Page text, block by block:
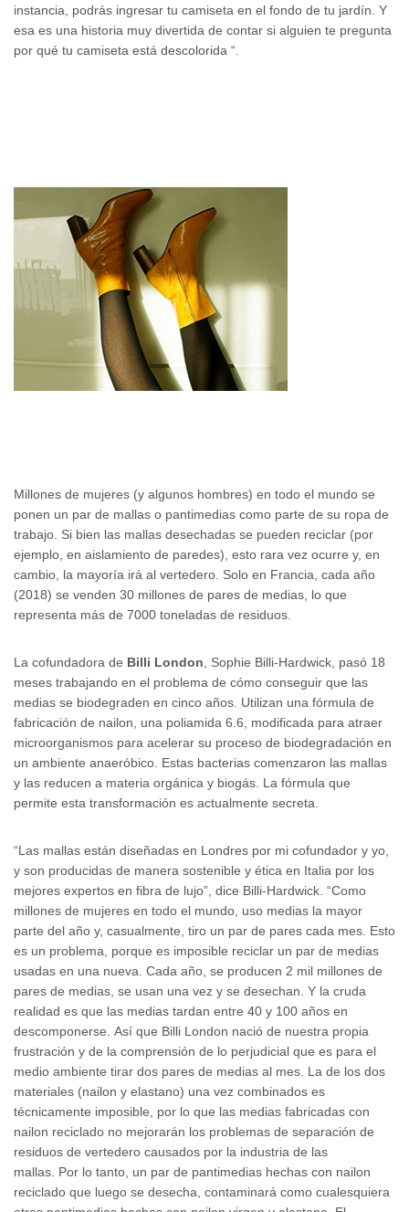
instancia, podrás ingresar tu camiseta en el fondo de tu jardín. Y
esa es una historia muy divertida de contar si alguien te pregunta
por qué tu camiseta está descolorida “.
Millones de mujeres (y algunos hombres) en todo el mundo se
ponen un par de mallas o pantimedias como parte de su ropa de
trabajo. Si bien las mallas desechadas se pueden reciclar (por
ejemplo, en aislamiento de paredes), esto rara vez ocurre y, en
cambio, la mayoría irá al vertedero. Solo en Francia, cada año
(2018) se venden 30 millones de pares de medias, lo que
representa más de 7000 toneladas de residuos.
La cofundadora de Billi London , Sophie Billi-Hardwick, pasó 18
meses trabajando en el problema de cómo conseguir que las
medias se biodegraden en cinco años. Utilizan una fórmula de
fabricación de nailon, una poliamida 6.6, modificada para atraer
microorganismos para acelerar su proceso de biodegradación en
un ambiente anaeróbico. Estas bacterias comenzaron las mallas
y las reducen a materia orgánica y biogás. La fórmula que
permite esta transformación es actualmente secreta.
“Las mallas están diseñadas en Londres por mi cofundador y yo,
y son producidas de manera sostenible y ética en Italia por los
mejores expertos en fibra de lujo”, dice Billi-Hardwick. “Como
millones de mujeres en todo el mundo, uso medias la mayor
parte del año y, casualmente, tiro un par de pares cada mes. Esto
es un problema, porque es imposible reciclar un par de medias
usadas en una nueva. Cada año, se producen 2 mil millones de
pares de medias, se usan una vez y se desechan. Y la cruda
realidad es que las medias tardan entre 40 y 100 años en
descomponerse. Así que Billi London nació de nuestra propia
frustración y de la comprensión de lo perjudicial que es para el
medio ambiente tirar dos pares de medias al mes. La de los dos
materiales (nailon y elastano) una vez combinados es
técnicamente imposible, por lo que las medias fabricadas con
nailon reciclado no mejorarán los problemas de separación de
residuos de vertedero causados ​​por la industria de las
mallas. Por lo tanto, un par de pantimedias hechas con nailon
reciclado que luego se desecha, contaminará como cualesquiera